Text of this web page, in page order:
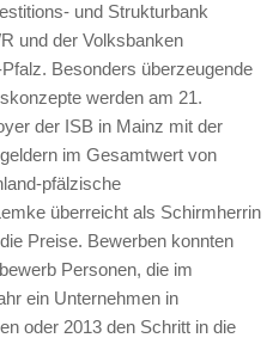
und Strukturbank
und der Volksbanken
Besonders überzeugende
werden am 21.
der ISB in Mainz mit der
im Gesamtwert von
pfälzische
überreicht als Schirmherrin
Preise. Bewerben konnten
Personen, die im
ein Unternehmen in
oder 2013 den Schritt in die